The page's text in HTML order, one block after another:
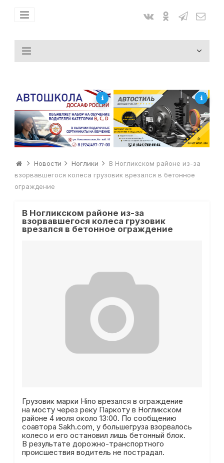
Новости Ноглики
В Ногликском районе из-за
взорвавшегося колеса грузовик врезался в бетонное
ограждение
В Ногликском районе из-за
взорвавшегося колеса грузовик
врезался в бетонное ограждение
Грузовик марки Hino врезался в ограждение
на мосту через реку Паркоту в Ногликском
районе 4 июля около 13:00. По сообщению
соавтора Sakh.com, у большегруза взорвалось
колесо и его остановил лишь бетонный блок.
В результате дорожно-транспортного
происшествия водитель не пострадал.